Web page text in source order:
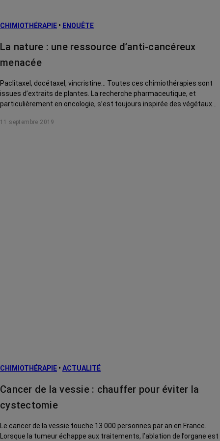
CHIMIOTHÉRAPIE • ENQUÊTE
La nature : une ressource d’anti-cancéreux
menacée
Paclitaxel, docétaxel, vincristine… Toutes ces chimiothérapies sont
issues d’extraits de plantes. La recherche pharmaceutique, et
particulièrement en oncologie, s’est toujours inspirée des végétaux
toujours riche de promesses aujourd’hui mais qui pourrait être
11 septembre 2019
CHIMIOTHÉRAPIE • ACTUALITÉ
Cancer de la vessie : chauffer pour éviter la
cystectomie
Le cancer de la vessie touche 13 000 personnes par an en France.
Lorsque la tumeur échappe aux traitements, l’ablation de l’organe est